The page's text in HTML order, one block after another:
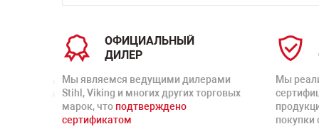
ОФИЦИАЛЬНЫЙ
ДИЛЕР
Мы являемся ведущими дилерами
Stihl, Viking и многих других торговых
марок, что подтверждено
сертификатом
Мы
покупки